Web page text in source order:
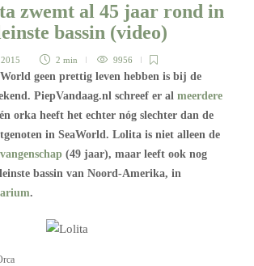
zwemt al 45 jaar rond in
bassin (video)
2 min 9956
geen prettig leven hebben is bij de
PiepVandaag.nl schreef er al meerdere
orka heeft het echter nóg slechter dan de
in SeaWorld. Lolita is niet alleen de
(49 jaar), maar leeft ook nog
bassin van Noord-Amerika, in
.